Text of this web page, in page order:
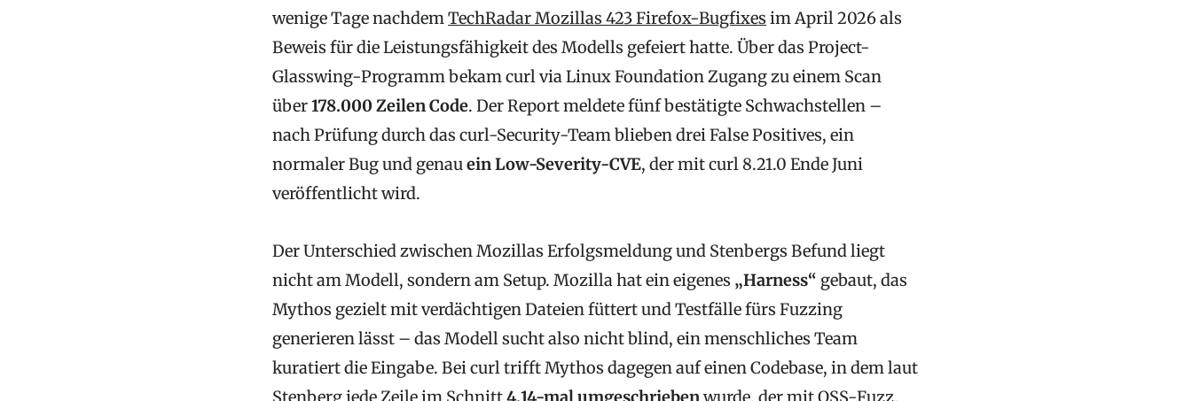
wenige Tage nachdemTechRadar Mozillas 423 Firefox-Bugfixes im April 2026 als
Beweis für die Leistungsfähigkeit des Modells gefeiert hatte. Über das Project-
Glasswing-Programm bekam curl via Linux Foundation Zugang zu einem Scan
über178.000 Zeilen Code. Der Report meldete fünf bestätigte Schwachstellen –
nach Prüfung durch das curl-Security-Team blieben drei False Positives, ein
normaler Bug und genauein Low-Severity-CVE, der mit curl 8.21.0 Ende Juni
veröffentlicht wird.
Der Unterschied zwischen Mozillas Erfolgsmeldung und Stenbergs Befund liegt
nicht am Modell, sondern am Setup. Mozilla hat ein eigenes „Harness“ gebaut, das
Mythos gezielt mit verdächtigen Dateien füttert und Testfälle fürs Fuzzing
generieren lässt – das Modell sucht also nicht blind, ein menschliches Team
kuratiert die Eingabe. Bei curl trifft Mythos dagegen auf einen Codebase, in dem laut